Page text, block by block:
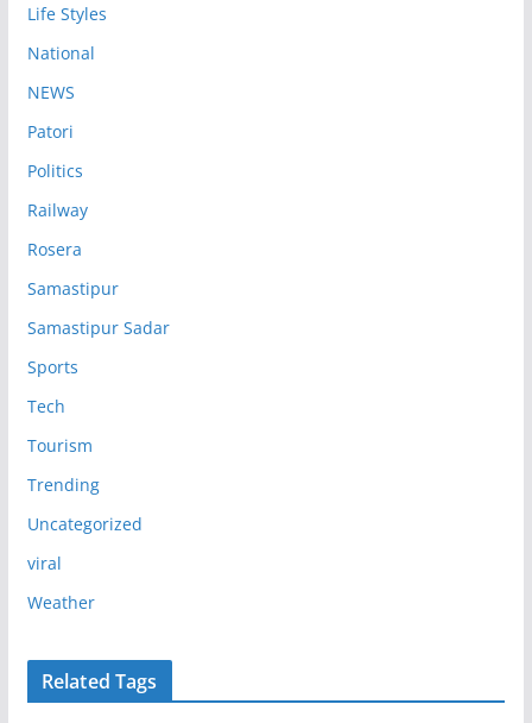
Life Styles
National
NEWS
Patori
Politics
Railway
Rosera
Samastipur
Samastipur Sadar
Sports
Tech
Tourism
Trending
Uncategorized
viral
Weather
Related Tags